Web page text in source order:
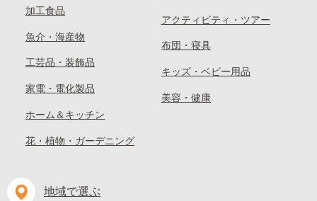
加工食品
魚介・海産物
工芸品・装飾品
家電・電化製品
ホーム＆キッチン
花・植物・ガーデニング
アクティビティ・ツアー
布団・寝具
キッズ・ベビー用品
美容・健康
地域で選ぶ